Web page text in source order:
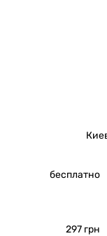
бесплатно
297 грн